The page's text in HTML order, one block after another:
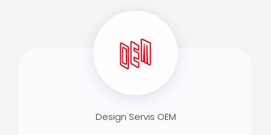
Design Servis OEM